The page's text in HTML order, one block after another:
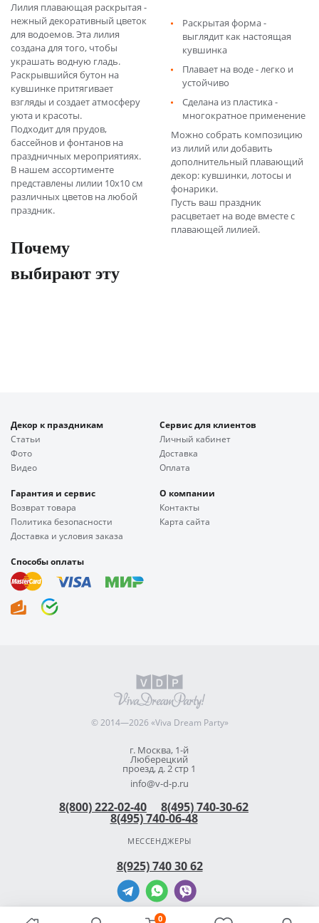
0
Лилия плавающая раскрытая -
нежный декоративный цветок
для водоемов. Эта лилия
создана для того, чтобы
украшать водную гладь.
Раскрывшийся бутон на
кувшинке притягивает
взгляды и создает атмосферу
уюта и красоты.
Подходит для прудов,
бассейнов и фонтанов на
праздничных мероприятиях.
В нашем ассортименте
представлены лилии 10х10 см
различных цветов на любой
праздник.
Почему
выбирают эту
Раскрытая форма -
выглядит как настоящая
кувшинка
Плавает на воде - легко и
устойчиво
Сделана из пластика -
многократное применение
Можно собрать композицию
из лилий или добавить
дополнительный плавающий
декор: кувшинки, лотосы и
фонарики.
Пусть ваш праздник
расцветает на воде вместе с
плавающей лилией.
Декор к праздникам
Статьи
Фото
Видео
Сервис для клиентов
Личный кабинет
Доставка
Оплата
Гарантия и сервис
Возврат товара
Политика безопасности
Доставка и условия заказа
О компании
Контакты
Карта сайта
Способы оплаты
© 2014—2026 «Viva Dream Party»
г. Москва, 1-й
Люберецкий
проезд, д. 2 стр 1
info@v-d-p.ru
8(800) 222-02-40 8(495) 740-30-62
8(495) 740-06-48
МЕССЕНДЖЕРЫ
8(925) 740 30 62